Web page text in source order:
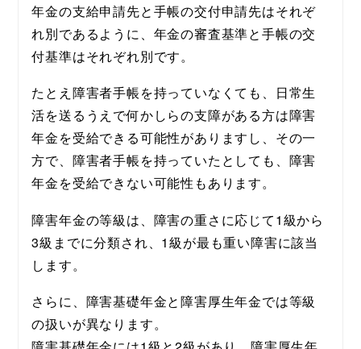
年金の支給申請先と手帳の交付申請先はそれぞ
れ別であるように、年金の審査基準と手帳の交
付基準はそれぞれ別です。
たとえ障害者手帳を持っていなくても、日常生
活を送るうえで何かしらの支障がある方は障害
年金を受給できる可能性がありますし、その一
方で、障害者手帳を持っていたとしても、障害
年金を受給できない可能性もあります。
障害年金の等級は、障害の重さに応じて1級から
3級までに分類され、1級が最も重い障害に該当
します。
さらに、障害基礎年金と障害厚生年金では等級
の扱いが異なります。